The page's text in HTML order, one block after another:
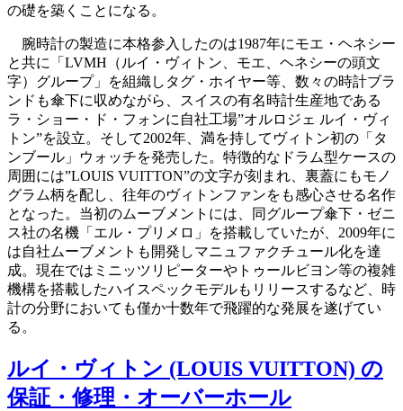
の礎を築くことになる。
腕時計の製造に本格参入したのは1987年にモエ・ヘネシー
と共に「LVMH（ルイ・ヴィトン、モエ、ヘネシーの頭文
字）グループ」を組織しタグ・ホイヤー等、数々の時計ブラ
ンドも傘下に収めながら、スイスの有名時計生産地である
ラ・ショー・ド・フォンに自社工場”オルロジェ ルイ・ヴィ
トン”を設立。そして2002年、満を持してヴィトン初の「タ
ンブール」ウォッチを発売した。特徴的なドラム型ケースの
周囲には”LOUIS VUITTON”の文字が刻まれ、裏蓋にもモノ
グラム柄を配し、往年のヴィトンファンをも感心させる名作
となった。当初のムーブメントには、同グループ傘下・ゼニ
ス社の名機「エル・プリメロ」を搭載していたが、2009年に
は自社ムーブメントも開発しマニュファクチュール化を達
成。現在ではミニッツリピーターやトゥールビヨン等の複雑
機構を搭載したハイスペックモデルもリリースするなど、時
計の分野においても僅か十数年で飛躍的な発展を遂げてい
る。
ルイ・ヴィトン (LOUIS VUITTON) の
保証・修理・オーバーホール